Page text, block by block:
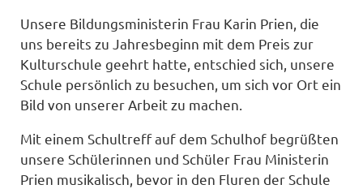
Unsere Bildungsministerin Frau Karin Prien, die
uns bereits zu Jahresbeginn mit dem Preis zur
Kulturschule geehrt hatte, entschied sich, unsere
Schule persönlich zu besuchen, um sich vor Ort ein
Bild von unserer Arbeit zu machen.
Mit einem Schultreff auf dem Schulhof begrüßten
unsere Schülerinnen und Schüler Frau Ministerin
Prien musikalisch, bevor in den Fluren der Schule